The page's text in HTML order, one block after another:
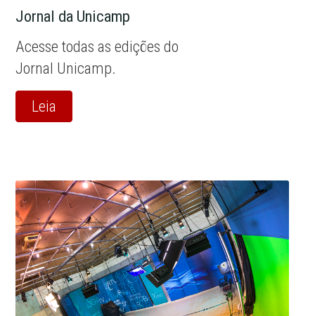
Jornal da Unicamp
Acesse todas as edições do
Jornal Unicamp.
Leia